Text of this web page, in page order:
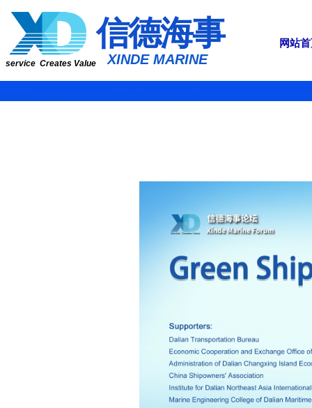
网站
​XINDE MARINE
service Creates Value
​​​​​信​​​​​​德海事